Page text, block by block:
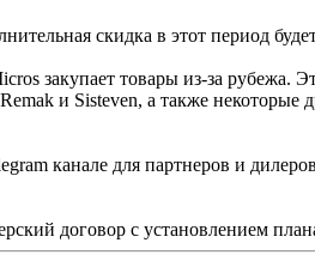
скидка в этот период
закупает товары из-за
и Sisteven, а также некоторые
канале для партнеров и
договор с установлением